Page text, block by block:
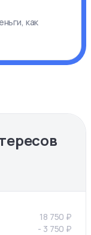
как
18 750 ₽
- 3 750 ₽